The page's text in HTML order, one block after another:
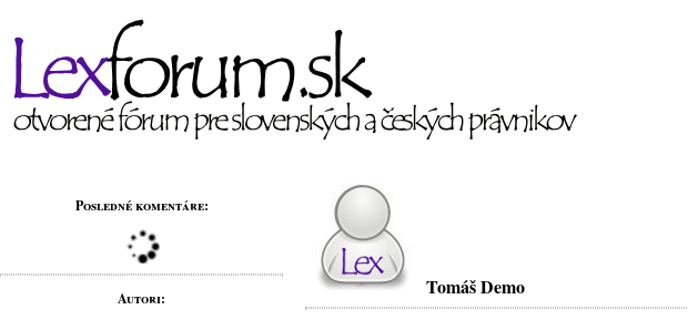
Posledné komentáre:
Autori:
Tomáš Demo